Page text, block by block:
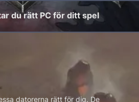
du rätt PC för ditt spel
datorerna rätt för dig. De